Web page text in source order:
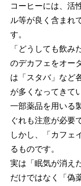
コーヒーには、活
ル等が良く含まれ
す。
「どうしても飲
のデカフェをオー
は「スタバ」など
が多くなってきて
一部薬品を用いる
ぐれも注意が必要
しかし、「カフェ
るものです。
実は「眠気が消え
だけではなく「偽